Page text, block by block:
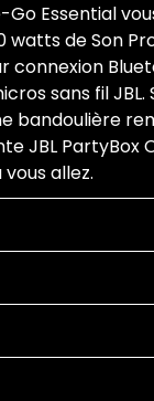
Essential
de Son
sans fil JBL.
bandoulière
JBL
allez.